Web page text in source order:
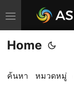
T
o
g
l
Home
ค้นหา หมวดหมู่